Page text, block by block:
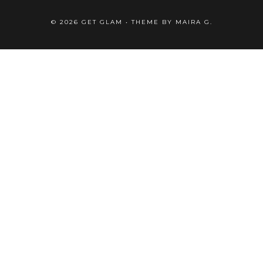
© 2026 GET GLAM • THEME BY MAIRA G.